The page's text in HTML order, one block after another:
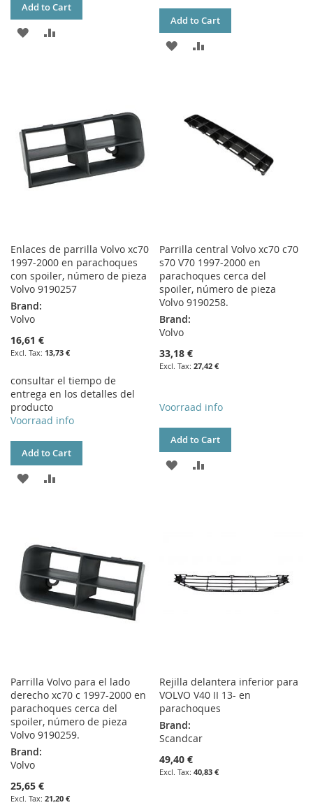
Add to Cart
ADD
Add to Cart
ADD
LIST
Enlaces de parrilla Volvo xc70
1997-2000 en parachoques
con spoiler, número de pieza
Volvo 9190257
Brand:
Volvo
16,61 €
13,73 €
consultar el tiempo de
entrega en los detalles del
producto
Voorraad info
Add to Cart
ADD
LIST
Parrilla central Volvo xc70 c70
s70 V70 1997-2000 en
parachoques cerca del
spoiler, número de pieza
Volvo 9190258.
Brand:
Volvo
33,18 €
27,42 €
Voorraad info
Add to Cart
ADD
Parrilla Volvo para el lado
derecho xc70 c 1997-2000 en
parachoques cerca del
spoiler, número de pieza
Volvo 9190259.
Brand:
Volvo
25,65 €
21,20 €
Rejilla delantera inferior para
VOLVO V40 II 13- en
parachoques
Brand:
Scandcar
49,40 €
40,83 €